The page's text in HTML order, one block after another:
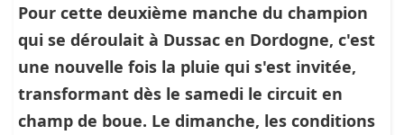
Pour cette deuxième manche du champion
qui se déroulait à Dussac en Dordogne, c'est
une nouvelle fois la pluie qui s'est invitée,
transformant dès le samedi le circuit en
champ de boue. Le dimanche, les conditions